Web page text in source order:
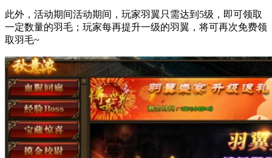
此外，活动期间活动期间，玩家羽翼只需达到5级，即可领取
一定数量的羽毛；玩家每再提升一级的羽翼，将可再次免费领
取羽毛~